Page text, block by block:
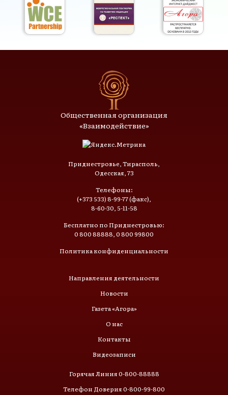
Общественная организация
«Взаимодействие»
Приднестровье, Тирасполь,
Одесская, 73
Телефоны:
(+373 533) 8-99-77 (факс),
8-60-30, 5-11-58
Бесплатно по Приднестровью:
0 800 88888, 0 800 99800
Политика конфиденциальности
Направления деятельности
Новости
Газета «Агора»
О нас
Контакты
Видеозаписи
Горячая Линия 0-800-88888
Телефон Доверия 0-800-99-800